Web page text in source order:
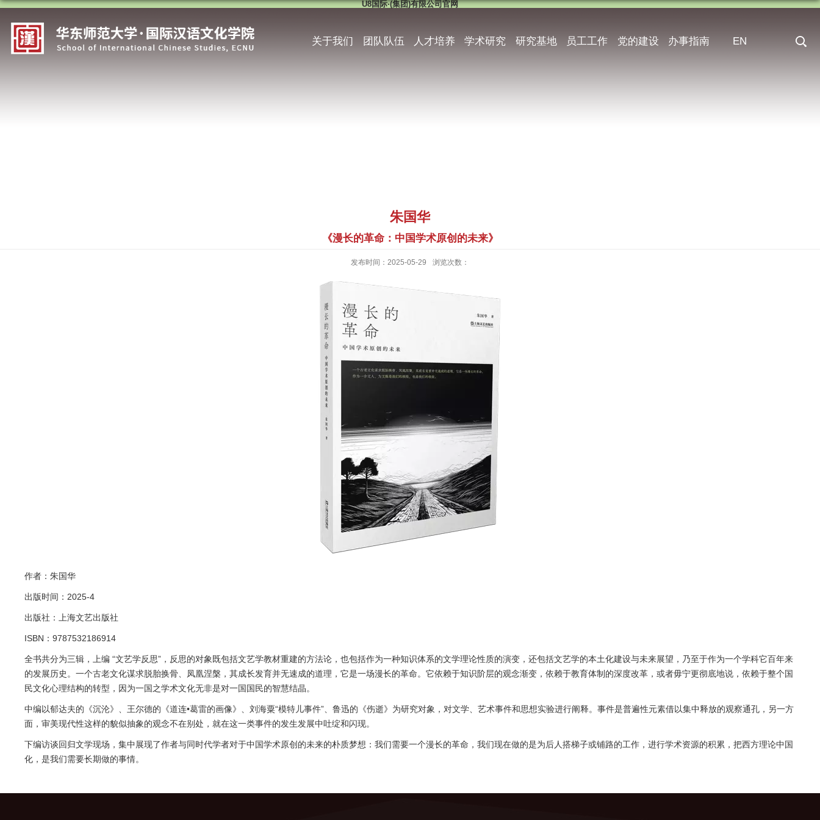
U8国际·(集团)有限公司官网
关于我们 团队队伍 人才培养 学术研究 研究基地 员工工作 党的建设 办事指南 EN
朱国华
《漫长的革命：中国学术原创的未来》
发布时间：2025-05-29 浏览次数：
作者：朱国华
出版时间：2025-4
出版社：上海文艺出版社
ISBN：9787532186914
全书共分为三辑，上编 “文艺学反思”，反思的对象既包括文艺学教材重建的方法论，也包括作为一种知识体系的文学理论性质的演变，还包括文艺学的本土化建设与未来展望，乃至于作为一个学科它百年来
的发展历史。一个古老文化谋求脱胎换骨、凤凰涅槃，其成长发育并无速成的道理，它是一场漫长的革命。它依赖于知识阶层的观念渐变，依赖于教育体制的深度改革，或者毋宁更彻底地说，依赖于整个国
民文化心理结构的转型，因为一国之学术文化无非是对一国国民的智慧结晶。
中编以郁达夫的《沉沦》、王尔德的《道连•葛雷的画像》、刘海粟“模特儿事件”、鲁迅的《伤逝》为研究对象，对文学、艺术事件和思想实验进行阐释。事件是普遍性元素借以集中释放的观察通孔，另一方
面，审美现代性这样的貌似抽象的观念不在别处，就在这一类事件的发生发展中吐绽和闪现。
下编访谈回归文学现场，集中展现了作者与同时代学者对于中国学术原创的未来的朴质梦想：我们需要一个漫长的革命，我们现在做的是为后人搭梯子或铺路的工作，进行学术资源的积累，把西方理论中国
化，是我们需要长期做的事情。